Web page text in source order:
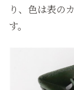
り、色は表の
す。